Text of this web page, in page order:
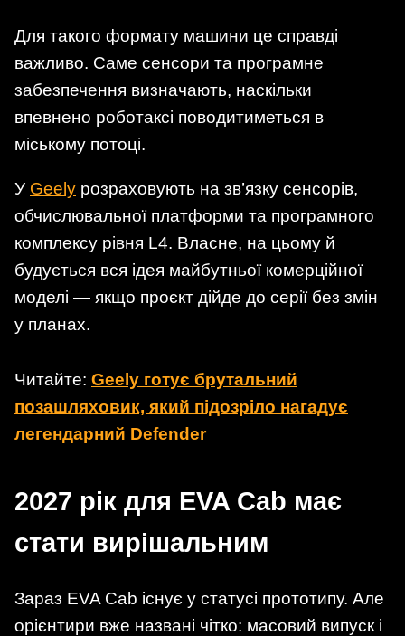
Для такого формату машини це справді
важливо. Саме сенсори та програмне
забезпечення визначають, наскільки
впевнено роботаксі поводитиметься в
міському потоці.
У Geely розраховують на зв’язку сенсорів,
обчислювальної платформи та програмного
комплексу рівня L4. Власне, на цьому й
будується вся ідея майбутньої комерційної
моделі — якщо проєкт дійде до серії без змін
у планах.
Читайте: Geely готує брутальний
позашляховик, який підозріло нагадує
легендарний Defender
2027 рік для EVA Cab має
стати вирішальним
Зараз EVA Cab існує у статусі прототипу. Але
орієнтири вже названі чітко: масовий випуск і